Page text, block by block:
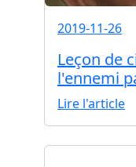
2019-11-26
Leçon de
l'ennemi
Lire l'article